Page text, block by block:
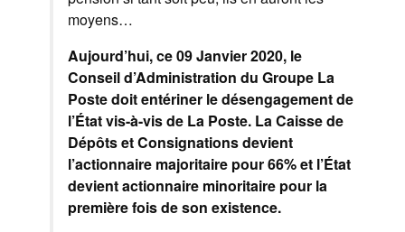
moyens…
Aujourd’hui, ce 09 Janvier 2020, le
Conseil d’Administration du Groupe La
Poste doit entériner le désengagement de
l’État vis-à-vis de La Poste. La Caisse de
Dépôts et Consignations devient
l’actionnaire majoritaire pour 66% et l’État
devient actionnaire minoritaire pour la
première fois de son existence.